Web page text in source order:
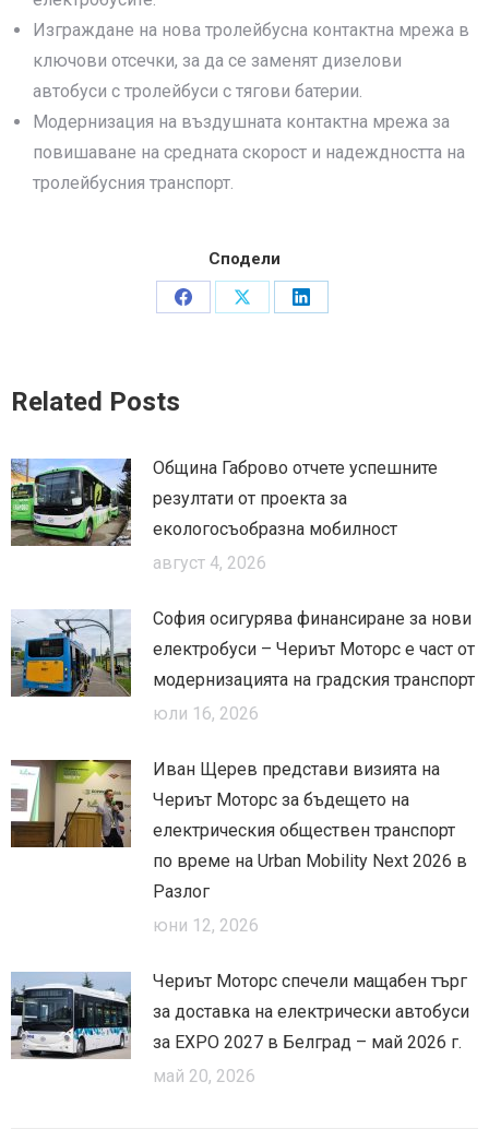
Изграждане на нова тролейбусна контактна мрежа в
ключови отсечки, за да се заменят дизелови
автобуси с тролейбуси с тягови батерии.
Модернизация на въздушната контактна мрежа за
повишаване на средната скорост и надеждността на
тролейбусния транспорт.
Сподели
Share
Share
Share
Related Posts
Община Габрово отчете успешните
резултати от проекта за
екологосъобразна мобилност
август 4, 2026
София осигурява финансиране за нови
електробуси – Чериът Моторс е част от
модернизацията на градския транспорт
юли 16, 2026
Иван Щерев представи визията на
Чериът Моторс за бъдещето на
електрическия обществен транспорт
по време на Urban Mobility Next 2026 в
Разлог
юни 12, 2026
Чериът Моторс спечели мащабен търг
за доставка на електрически автобуси
за EXPO 2027 в Белград – май 2026 г.
май 20, 2026